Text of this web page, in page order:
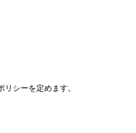
シーを定めます。